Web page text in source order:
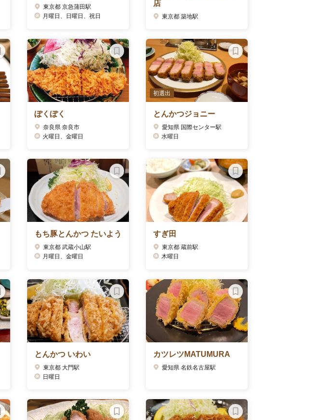
東京都 京急蒲田駅
月曜日、日曜日、祝日
店
東京都 築地駅
ぽくぽく
奈良県 奈良市
火曜日、金曜日
初選出
とんかつジョニー
愛知県 国際センター駅
水曜日
もち豚とんかつ たいよう
東京都 武蔵小山駅
月曜日、金曜日
すぎ田
東京都 蔵前駅
木曜日
とんかつ いわい
東京都 大門駅
日曜日
カツレツMATUMURA
愛知県 名鉄名古屋駅